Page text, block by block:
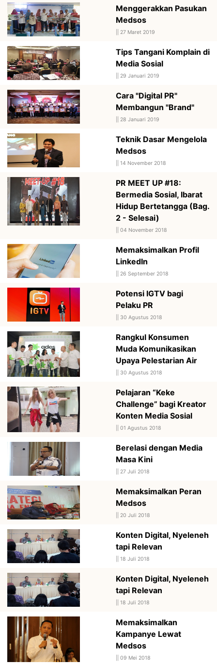
Menggerakkan Pasukan
Medsos
27 Maret 2019
Tips Tangani Komplain di
Media Sosial
29 Januari 2019
Cara "Digital PR"
Membangun "Brand"
28 Januari 2019
Teknik Dasar Mengelola
Medsos
14 November 2018
PR MEET UP #18:
Bermedia Sosial, Ibarat
Hidup Bertetangga (Bag.
2 - Selesai)
04 November 2018
Memaksimalkan Profil
LinkedIn
26 September 2018
Potensi IGTV bagi
Pelaku PR
30 Agustus 2018
Rangkul Konsumen
Muda Komunikasikan
Upaya Pelestarian Air
30 Agustus 2018
Pelajaran “Keke
Challenge” bagi Kreator
Konten Media Sosial
01 Agustus 2018
Berelasi dengan Media
Masa Kini
27 Juli 2018
Memaksimalkan Peran
Medsos
20 Juli 2018
Konten Digital, Nyeleneh
tapi Relevan
18 Juli 2018
Konten Digital, Nyeleneh
tapi Relevan
18 Juli 2018
Memaksimalkan
Kampanye Lewat
Medsos
09 Mei 2018